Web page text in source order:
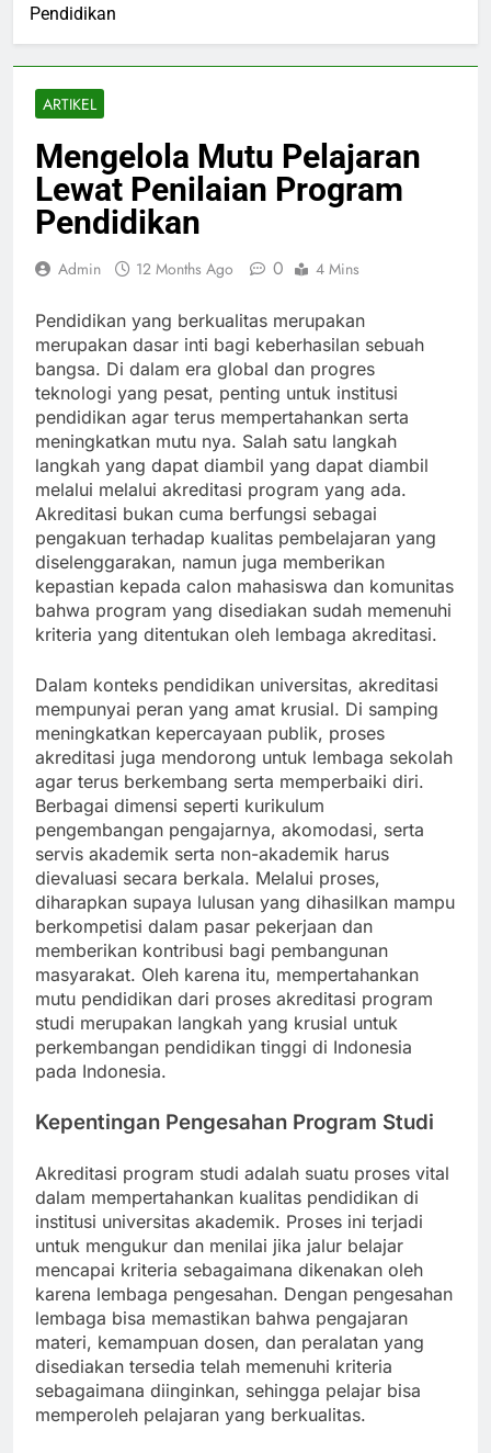
Pendidikan
ARTIKEL
Mengelola Mutu Pelajaran
Lewat Penilaian Program
Pendidikan
Admin 12 Months Ago 0 4 Mins
Pendidikan yang berkualitas merupakan
merupakan dasar inti bagi keberhasilan sebuah
bangsa. Di dalam era global dan progres
teknologi yang pesat, penting untuk institusi
pendidikan agar terus mempertahankan serta
meningkatkan mutu nya. Salah satu langkah
langkah yang dapat diambil yang dapat diambil
melalui melalui akreditasi program yang ada.
Akreditasi bukan cuma berfungsi sebagai
pengakuan terhadap kualitas pembelajaran yang
diselenggarakan, namun juga memberikan
kepastian kepada calon mahasiswa dan komunitas
bahwa program yang disediakan sudah memenuhi
kriteria yang ditentukan oleh lembaga akreditasi.
Dalam konteks pendidikan universitas, akreditasi
mempunyai peran yang amat krusial. Di samping
meningkatkan kepercayaan publik, proses
akreditasi juga mendorong untuk lembaga sekolah
agar terus berkembang serta memperbaiki diri.
Berbagai dimensi seperti kurikulum
pengembangan pengajarnya, akomodasi, serta
servis akademik serta non-akademik harus
dievaluasi secara berkala. Melalui proses,
diharapkan supaya lulusan yang dihasilkan mampu
berkompetisi dalam pasar pekerjaan dan
memberikan kontribusi bagi pembangunan
masyarakat. Oleh karena itu, mempertahankan
mutu pendidikan dari proses akreditasi program
studi merupakan langkah yang krusial untuk
perkembangan pendidikan tinggi di Indonesia
pada Indonesia.
Kepentingan Pengesahan Program Studi
Akreditasi program studi adalah suatu proses vital
dalam mempertahankan kualitas pendidikan di
institusi universitas akademik. Proses ini terjadi
untuk mengukur dan menilai jika jalur belajar
mencapai kriteria sebagaimana dikenakan oleh
karena lembaga pengesahan. Dengan pengesahan
lembaga bisa memastikan bahwa pengajaran
materi, kemampuan dosen, dan peralatan yang
disediakan tersedia telah memenuhi kriteria
sebagaimana diinginkan, sehingga pelajar bisa
memperoleh pelajaran yang berkualitas.